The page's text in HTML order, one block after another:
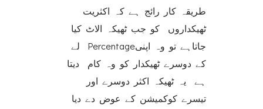
طریقہ کار رائج ہے کہ اکثریت
ٹھیکداروں کو جب ٹھیکہ الاٹ کیا
جاتاہے تو وہ اپنیPercentage لے
کے دوسرے ٹھیکدار کو وہ کام دیتا
ہے یہ ٹھیکہ اکثر دوسرے اور
تیسرے کوکمیشن کے عوض دے دیا